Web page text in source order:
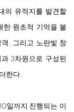
의 유적지를 발견할
한 원초적 기억을 불
, 그리고 노란빛 창
3차원으로 구성된
한다.
일까지 진행되는 이